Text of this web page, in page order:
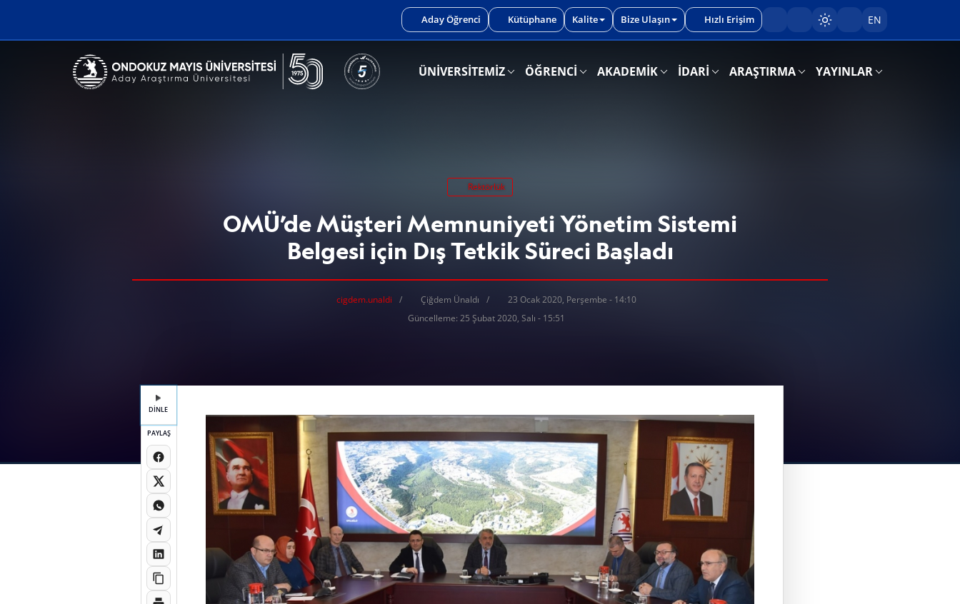
ÜNİVERSİTEMİZ ÖĞRENCİ AKADEMİK İDARİ ARAŞTIRMA YAYINLAR
Aday Öğrenci Kütüphane Kalite Bize Ulaşın Hızlı Erişim Sayfayı karart/aç
EN
Rektörlük
OMÜ’de Müşteri Memnuniyeti Yönetim Sistemi
Belgesi için Dış Tetkik Süreci Başladı
cigdem.unaldi Çiğdem Ünaldı
23 Ocak 2020, Perşembe - 14:10
Güncelleme: 25 Şubat 2020, Salı - 15:51
PAYLAŞ
DİNLE